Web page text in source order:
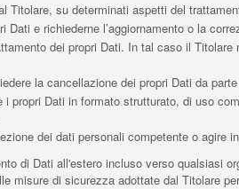
Titolare, su determinati aspetti del
Dati e richiederne l’aggiornamento o la
dei propri Dati. In tal caso il
la cancellazione dei propri Dati da
i propri Dati in formato strutturato, di uso
dei dati personali competente o agire
di Dati all'estero incluso verso qualsiasi
misure di sicurezza adottate dal Titolare